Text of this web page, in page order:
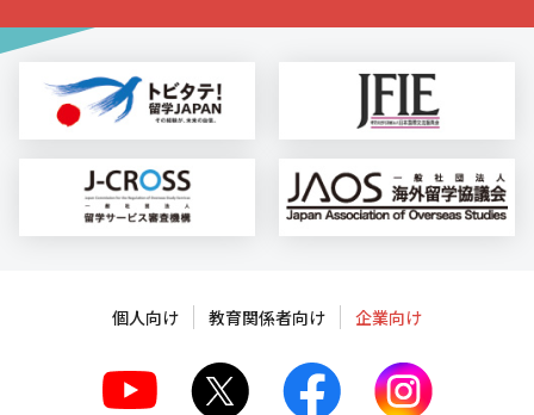
個人向け 教育関係者向け 企業向け